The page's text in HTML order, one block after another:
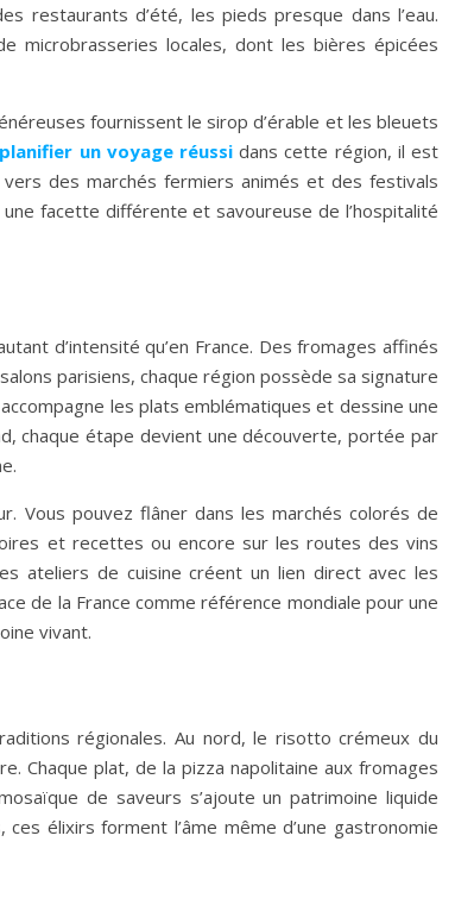
restaurants d’été, les pieds presque dans l’eau.
microbrasseries locales, dont les bières épicées
fournissent le sirop d’érable et les bleuets
planifier un voyage réussidans cette région, il est
des marchés fermiers animés et des festivals
facette différente et savoureuse de l’hospitalité
d’intensité qu’en France. Des fromages affinés
parisiens, chaque région possède sa signature
les plats emblématiques et dessine une
chaque étape devient une découverte, portée par
Vous pouvez flâner dans les marchés colorés de
et recettes ou encore sur les routes des vins
ateliers de cuisine créent un lien direct avec les
de la France comme référence mondiale pour une
vivant.
régionales. Au nord, le risotto crémeux du
Chaque plat, de la pizza napolitaine aux fromages
de saveurs s’ajoute un patrimoine liquide
élixirs forment l’âme même d’une gastronomie